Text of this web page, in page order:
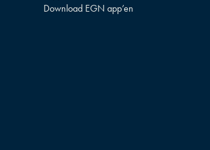
Download EGN app’en